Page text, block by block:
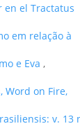
en el Tractatus
em relação à
e Eva ,
Word on Fire,
v. 13